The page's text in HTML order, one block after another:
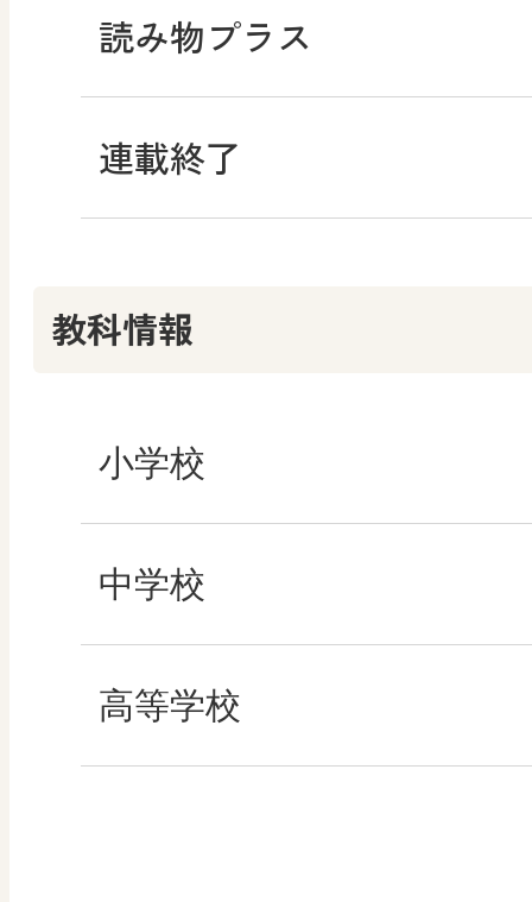
読み物プラス
連載終了
教科情報
小学校
社会
算数
中学校
社会 地理
高等学校